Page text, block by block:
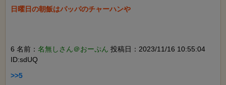
日曜日の朝飯はパッパのチャーハンや
6 名前： 名無しさん＠おーぷん 投稿日：2023/11/16 10:55:04
ID:sdUQ
>>5